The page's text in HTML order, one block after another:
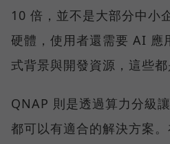
10 倍，並不是大部分中小
硬體，使用者還需要 AI
式背景與開發資源，這些都
QNAP 則是透過算力分級
都可以有適合的解決方案